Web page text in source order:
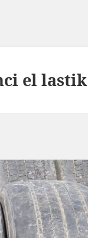
el lastik